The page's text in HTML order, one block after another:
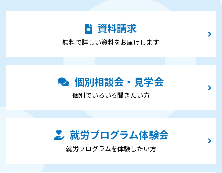
資料請求
無料で詳しい資料をお届けします
個別相談会・見学会
個別でいろいろ聞きたい⽅
就労プログラム体験会
就労プログラムを体験したい⽅